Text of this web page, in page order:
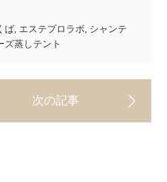
ば, エステプロラボ, シャンテ
ズ蒸しテント